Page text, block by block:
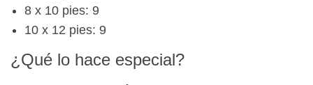
8 x 10 pies: 9
10 x 12 pies: 9
¿Qué lo hace especial?